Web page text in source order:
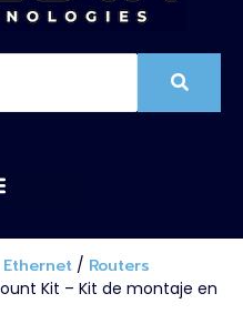
Ethernet / Routers
Kit – Kit de montaje en